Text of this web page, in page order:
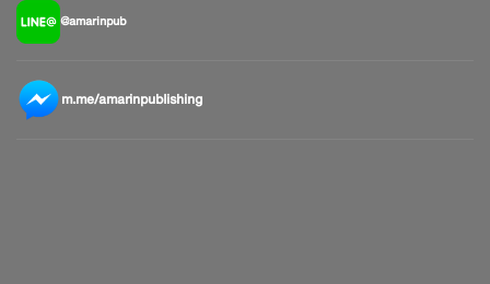
@amarinpub
m.me/amarinpublishing